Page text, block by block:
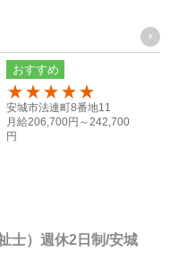
（電話、メール、郵
事業やその職務等に関
うため
の提供、ご連絡、各種
士）週休2日制/安城
おすすめ
100
安城市法連町8番地11
月給206,700円～242,700
円